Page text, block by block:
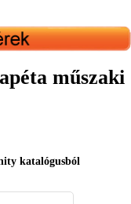
műszaki
katalógusból